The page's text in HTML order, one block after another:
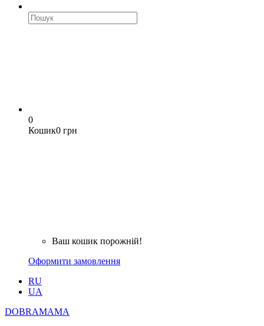
0
Кошик0 грн
Ваш кошик порожній!
Оформити замовлення
RU
UA
DOBRAMAMA